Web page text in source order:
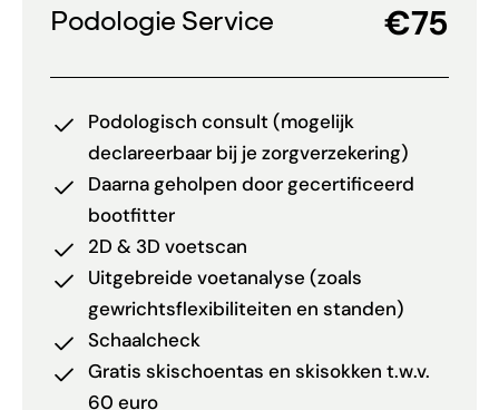
Podologie Service €75
Podologisch consult (mogelijk
declareerbaar bij je zorgverzekering)
Daarna geholpen door gecertificeerd
bootfitter
2D & 3D voetscan
Uitgebreide voetanalyse (zoals
gewrichtsflexibiliteiten en standen)
Schaalcheck
Gratis skischoentas en skisokken t.w.v.
60 euro